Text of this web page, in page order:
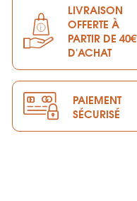
LIVRAISON
OFFERTE À
PARTIR DE 40€
D'ACHAT
PAIEMENT
SÉCURISÉ